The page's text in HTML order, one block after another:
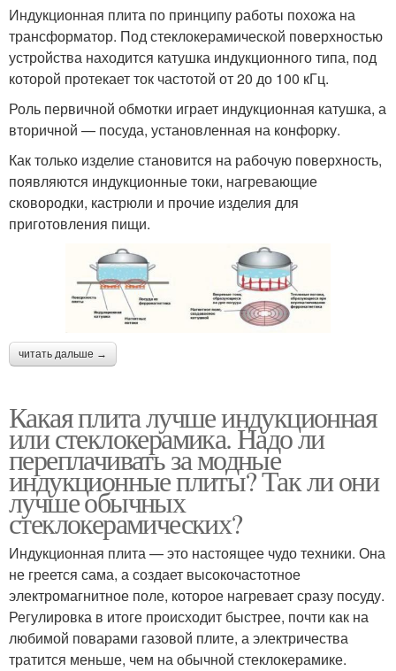
Индукционная плита по принципу работы похожа на
трансформатор. Под стеклокерамической поверхностью
устройства находится катушка индукционного типа, под
которой протекает ток частотой от 20 до 100 кГц.
Роль первичной обмотки играет индукционная катушка, а
вторичной — посуда, установленная на конфорку.
Как только изделие становится на рабочую поверхность,
появляются индукционные токи, нагревающие
сковородки, кастрюли и прочие изделия для
приготовления пищи.
читать дальше →
Какая плита лучше индукционная
или стеклокерамика. Надо ли
переплачивать за модные
индукционные плиты? Так ли они
лучше обычных
стеклокерамических?
Индукционная плита — это настоящее чудо техники. Она
не греется сама, а создает высокочастотное
электромагнитное поле, которое нагревает сразу посуду.
Регулировка в итоге происходит быстрее, почти как на
любимой поварами газовой плите, а электричества
тратится меньше, чем на обычной стеклокерамике.